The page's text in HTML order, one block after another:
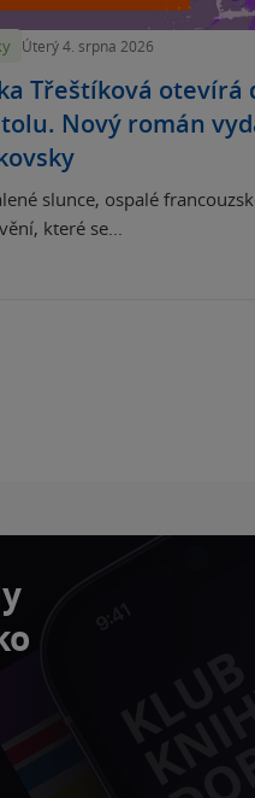
Úterý 4. srpna 2026
Třeštíková otevírá
Nový román
slunce, ospalé
které se...